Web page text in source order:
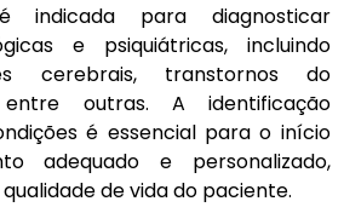
indicada para diagnosticar
e psiquiátricas, incluindo
cerebrais, transtornos do
entre outras. A identificação
é essencial para o início
adequado e personalizado,
de vida do paciente.